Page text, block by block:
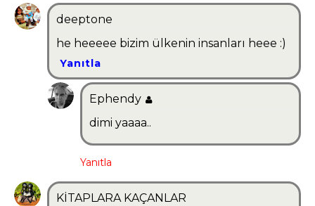
deeptone
he heeeee bizim ülkenin insanları heee :)
Yanıtla
Ephendy
dimi yaaaa..
Yanıtla
KİTAPLARA KAÇANLAR